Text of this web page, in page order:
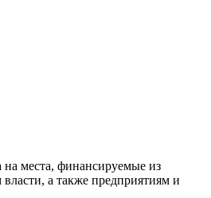
места, финансируемые из
а также предприятиям и